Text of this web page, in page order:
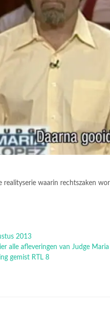
realityserie waarin rechtszaken
2013
alle afleveringen van Judge Maria
gemist RTL 8